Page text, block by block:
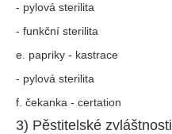
- pylová sterilita
- funkční sterilita
e. papriky - kastrace
- pylová sterilita
f. čekanka - certation
3) Pěstitelské zvláštnosti